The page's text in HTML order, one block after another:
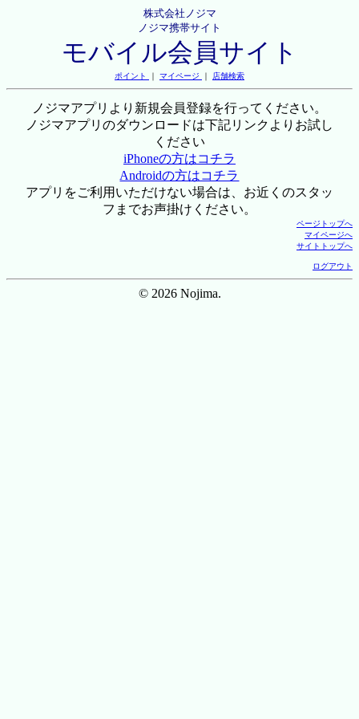
株式会社ノジマ
ノジマ携帯サイト
モバイル会員サイト
ポイント ｜ マイページ ｜ 店舗検索
ノジマアプリより新規会員登録を行ってください。
ノジマアプリのダウンロードは下記リンクよりお試し
ください
iPhoneの方はコチラ
Androidの方はコチラ
アプリをご利用いただけない場合は、お近くのスタッ
フまでお声掛けください。
ページトップへ
マイページへ
サイトトップへ
ログアウト
© 2026 Nojima.